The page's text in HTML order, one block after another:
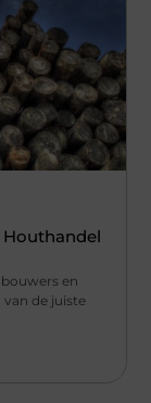
Houthandel
en
de juiste